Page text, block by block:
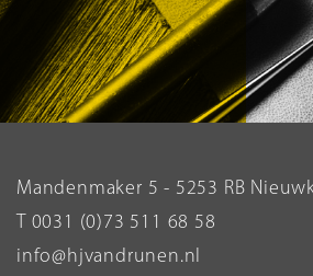
Mandenmaker 5 - 5253 RB
T 0031 (0)73 511 68 58
info@hjvandrunen.nl